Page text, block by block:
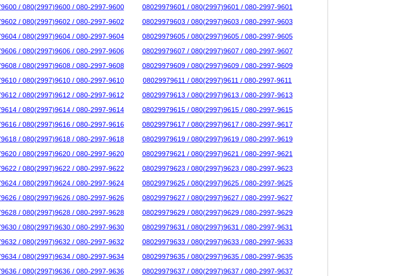
/ 080(2997)9600 / 080-2997-9600
08029979601 / 080(2997)9601 / 080-2997-9601
/ 080(2997)9602 / 080-2997-9602
08029979603 / 080(2997)9603 / 080-2997-9603
/ 080(2997)9604 / 080-2997-9604
08029979605 / 080(2997)9605 / 080-2997-9605
/ 080(2997)9606 / 080-2997-9606
08029979607 / 080(2997)9607 / 080-2997-9607
/ 080(2997)9608 / 080-2997-9608
08029979609 / 080(2997)9609 / 080-2997-9609
/ 080(2997)9610 / 080-2997-9610
08029979611 / 080(2997)9611 / 080-2997-9611
/ 080(2997)9612 / 080-2997-9612
08029979613 / 080(2997)9613 / 080-2997-9613
/ 080(2997)9614 / 080-2997-9614
08029979615 / 080(2997)9615 / 080-2997-9615
/ 080(2997)9616 / 080-2997-9616
08029979617 / 080(2997)9617 / 080-2997-9617
/ 080(2997)9618 / 080-2997-9618
08029979619 / 080(2997)9619 / 080-2997-9619
/ 080(2997)9620 / 080-2997-9620
08029979621 / 080(2997)9621 / 080-2997-9621
/ 080(2997)9622 / 080-2997-9622
08029979623 / 080(2997)9623 / 080-2997-9623
/ 080(2997)9624 / 080-2997-9624
08029979625 / 080(2997)9625 / 080-2997-9625
/ 080(2997)9626 / 080-2997-9626
08029979627 / 080(2997)9627 / 080-2997-9627
/ 080(2997)9628 / 080-2997-9628
08029979629 / 080(2997)9629 / 080-2997-9629
/ 080(2997)9630 / 080-2997-9630
08029979631 / 080(2997)9631 / 080-2997-9631
/ 080(2997)9632 / 080-2997-9632
08029979633 / 080(2997)9633 / 080-2997-9633
/ 080(2997)9634 / 080-2997-9634
08029979635 / 080(2997)9635 / 080-2997-9635
/ 080(2997)9636 / 080-2997-9636
08029979637 / 080(2997)9637 / 080-2997-9637